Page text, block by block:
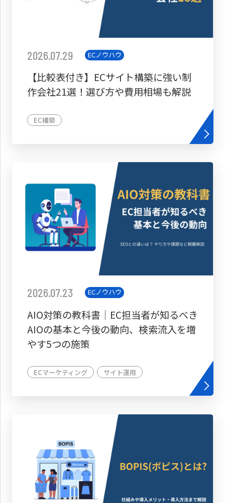
2026.07.29 ECノウハウ
【比較表付き】ECサイト構築に強い制
作会社21選！選び方や費用相場も解説
EC構築
2026.07.23 ECノウハウ
AIO対策の教科書│EC担当者が知るべき
AIOの基本と今後の動向、検索流入を増
やす5つの施策
ECマーケティング サイト運用